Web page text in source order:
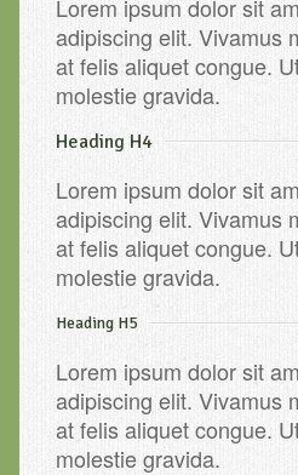
Lorem ipsum dolor sit
adipiscing elit. Vivamus
at felis aliquet congue.
molestie gravida.
Heading H4
Lorem ipsum dolor sit
adipiscing elit. Vivamus
at felis aliquet congue.
molestie gravida.
Heading H5
Lorem ipsum dolor sit
adipiscing elit. Vivamus
at felis aliquet congue.
molestie gravida.